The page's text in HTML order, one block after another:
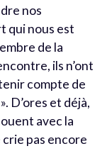
nos
qui nous est
de la
ils n’ont
compte de
D’ores et déjà,
avec la
crie pas encore